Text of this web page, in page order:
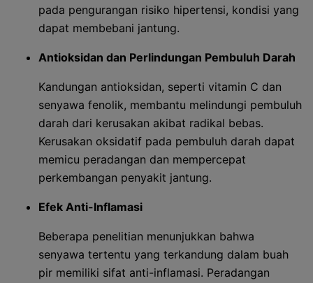
pada pengurangan risiko hipertensi, kondisi yang
dapat membebani jantung.
Antioksidan dan Perlindungan Pembuluh Darah
Kandungan antioksidan, seperti vitamin C dan
senyawa fenolik, membantu melindungi pembuluh
darah dari kerusakan akibat radikal bebas.
Kerusakan oksidatif pada pembuluh darah dapat
memicu peradangan dan mempercepat
perkembangan penyakit jantung.
Efek Anti-Inflamasi
Beberapa penelitian menunjukkan bahwa
senyawa tertentu yang terkandung dalam buah
pir memiliki sifat anti-inflamasi. Peradangan